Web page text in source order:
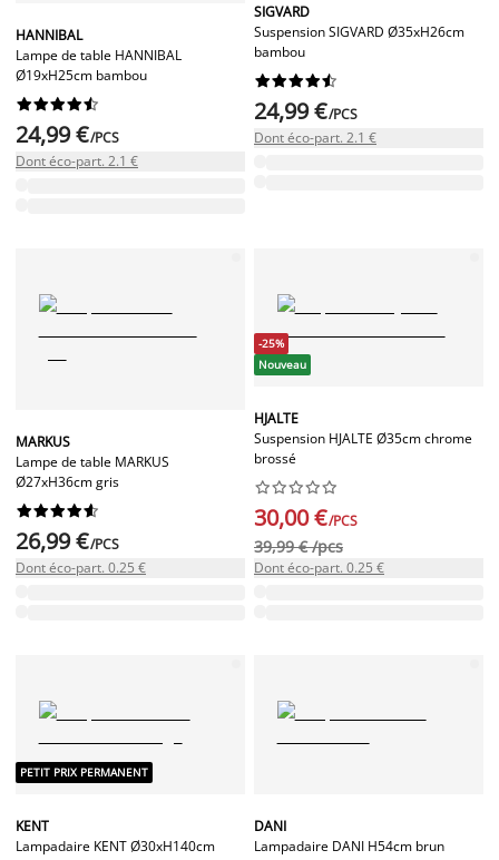
HANNIBAL
Lampe de table HANNIBAL
Ø19xH25cm bambou






24,99 €/PCS
Dont éco-part. 2.1 €
SIGVARD
Suspension SIGVARD Ø35xH26cm
bambou






24,99 €/PCS
Dont éco-part. 2.1 €
MARKUS
Lampe de table MARKUS
Ø27xH36cm gris






26,99 €/PCS
Dont éco-part. 0.25 €
-25%
Nouveau
HJALTE
Suspension HJALTE Ø35cm chrome
brossé






30,00 €/PCS
39,99 € /pcs
Dont éco-part. 0.25 €
PETIT PRIX PERMANENT
KENT
Lampadaire KENT Ø30xH140cm
DANI
Lampadaire DANI H54cm brun